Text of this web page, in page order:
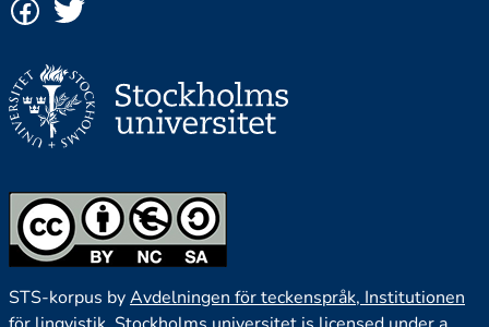
STS-korpus byAvdelningen för teckenspråk, Institutionen